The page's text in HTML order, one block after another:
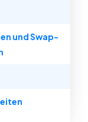
und Swap-